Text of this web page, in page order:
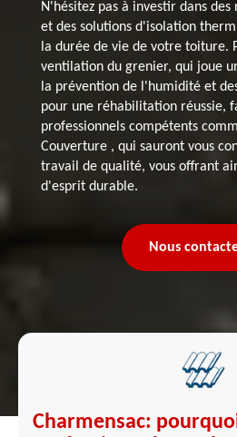
N'hésitez pas à investir dans
et des solutions d'isolation
la durée de vie de votre toiture.
ventilation du grenier, qui joue
la prévention de l'humidité et
pour une réhabilitation réussie,
professionnels compétents
Couverture , qui sauront vous
travail de qualité, vous offrant
d'esprit durable.
Nous
Charmensac: